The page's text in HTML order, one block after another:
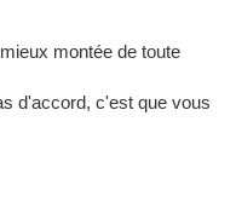
montée de toute
d'accord, c'est que vous